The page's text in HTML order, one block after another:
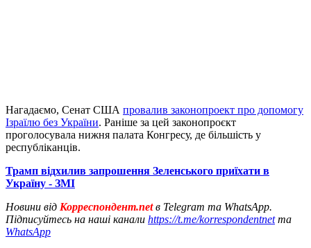
Нагадаємо, Сенат США провалив законопроект про допомогу
Ізраїлю без України. Раніше за цей законопроєкт
проголосувала нижня палата Конгресу, де більшість у
республіканців.
Трамп відхилив запрошення Зеленського приїхати в
Україну - ЗМІ
Новини від Корреспондент.netв Telegram та WhatsApp.
Підписуйтесь на наші канали https://t.me/korrespondentnetта
WhatsApp